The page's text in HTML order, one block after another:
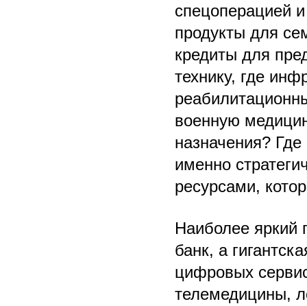
спецоперацией
продукты для
кредиты для
технику, где
военную
назначения?
именно
ресурсами,
Наиболее
банк, а
цифровых
телемедицины,